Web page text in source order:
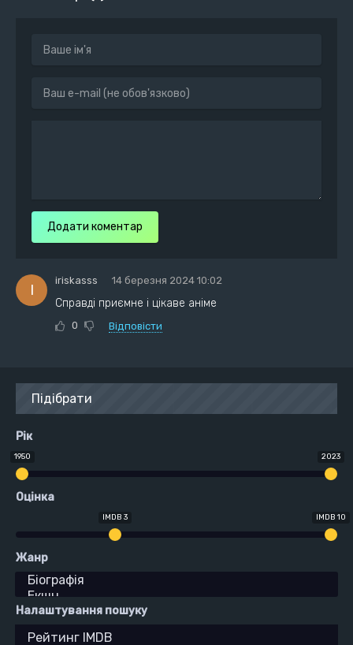
Додати коментар
I
iriskasss 14 березня 2024 10:02
Справді приємне і цікаве аніме
0 Відповісти
Підібрати
Рік
1950 2023
Оцінка
IMDB 3 IMDB 10
Жанр
Налаштування пошуку